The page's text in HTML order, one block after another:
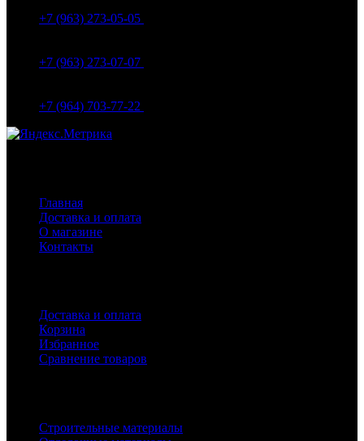
+7 (963) 273-05-05
+7 (963) 273-07-07
+7 (964) 703-77-22
Главная
Доставка и оплата
О магазине
Контакты
Доставка и оплата
Корзина
Избранное
Сравнение товаров
Строительные материалы